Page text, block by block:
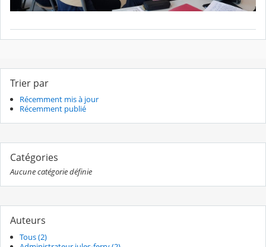
Trier par
Récemment mis à jour
Récemment publié
Catégories
Aucune catégorie définie
Auteurs
Tous (2)